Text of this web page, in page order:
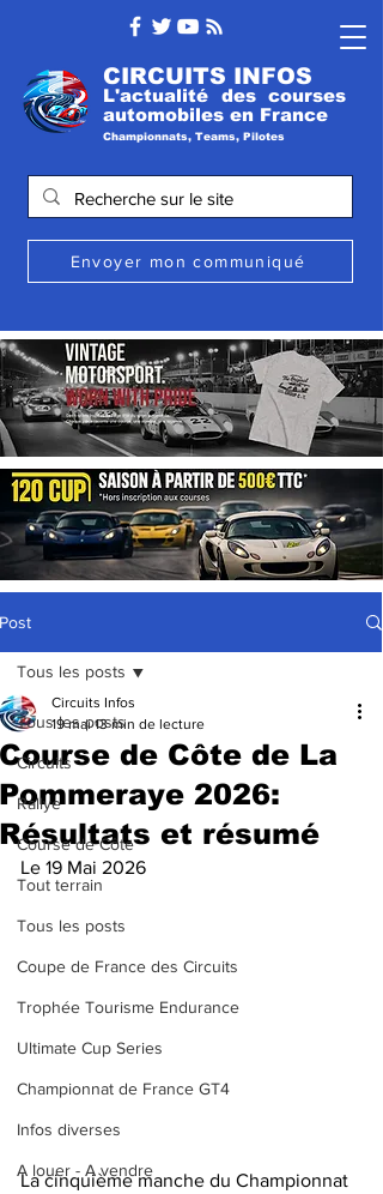
CIRCUITS INFOS
L'actualité des courses
automobiles en France
Championnats, Teams, Pilotes
Envoyer mon communiqué
Post
Tous les posts
Circuits
Rallye
Course de Côte
Tout terrain
Tous les posts
Coupe de France des Circuits
Trophée Tourisme Endurance
Ultimate Cup Series
Championnat de France GT4
Infos diverses
A louer - A vendre
Tous les posts
Course de Côte de La
Pommeraye 2026:
Résultats et résumé
Circuits Infos
19 mai 13 min de lecture
Le 19 Mai 2026
La cinquième manche du Championnat